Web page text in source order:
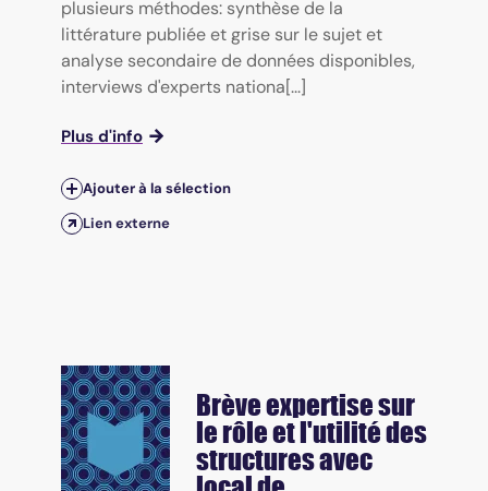
plusieurs méthodes: synthèse de la
littérature publiée et grise sur le sujet et
analyse secondaire de données disponibles,
interviews d'experts nationa[...]
Plus d'info
Ajouter à la sélection
Lien externe
Brève expertise sur
le rôle et l'utilité des
structures avec